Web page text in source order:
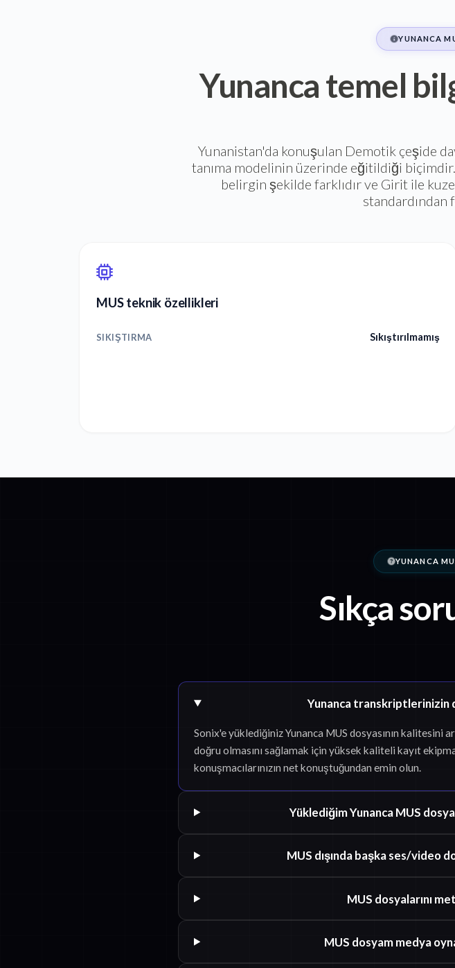
YUNANCA
Yunanca temel
Yunanistan'da konuşulan Demotik çeşide
tanıma modelinin üzerinde eğitildiği biçimdir.
belirgin şekilde farklıdır ve Girit ile
standardından
MUS teknik özellikleri
SIKIŞTIRMA Sıkıştırılmamış
YUNANCA
Sıkça
Yunanca transkriptlerinizin
Sonix'e yüklediğiniz Yunanca MUS dosyasının
doğru olmasını sağlamak için yüksek kaliteli kayıt
konuşmacılarınızın net konuştuğundan emin olun.
Yüklediğim Yunanca MUS
MUS dışında başka ses/video
MUS dosyalarını
MUS dosyam medya